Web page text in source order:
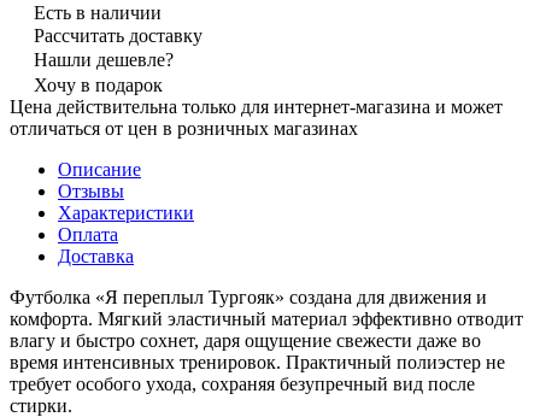
Есть в наличии
Рассчитать доставку
Нашли дешевле?
Хочу в подарок
Цена действительна только для интернет-магазина и может
отличаться от цен в розничных магазинах
Описание
Отзывы
Характеристики
Оплата
Доставка
Футболка «Я переплыл Тургояк» создана для движения и
комфорта. Мягкий эластичный материал эффективно отводит
влагу и быстро сохнет, даря ощущение свежести даже во
время интенсивных тренировок. Практичный полиэстер не
требует особого ухода, сохраняя безупречный вид после
стирки.